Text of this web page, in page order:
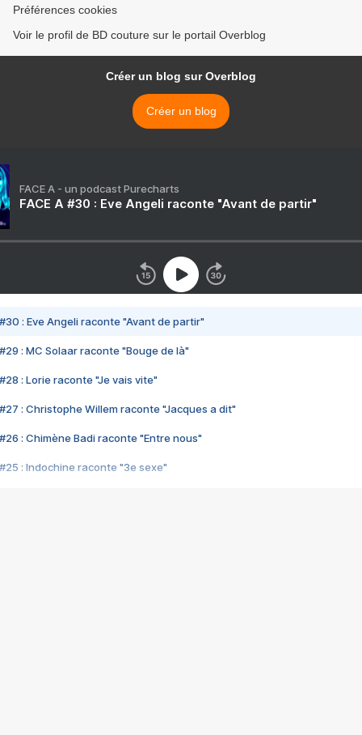
Préférences cookies
Voir le profil de BD couture sur le portail Overblog
Créer un blog sur Overblog
Créer un blog
FACE A - un podcast Purecharts
FACE A #30 : Eve Angeli raconte "Avant de partir"
#30 : Eve Angeli raconte "Avant de partir"
#29 : MC Solaar raconte "Bouge de là"
#28 : Lorie raconte "Je vais vite"
#27 : Christophe Willem raconte "Jacques a dit"
#26 : Chimène Badi raconte "Entre nous"
#25 : Indochine raconte "3e sexe"